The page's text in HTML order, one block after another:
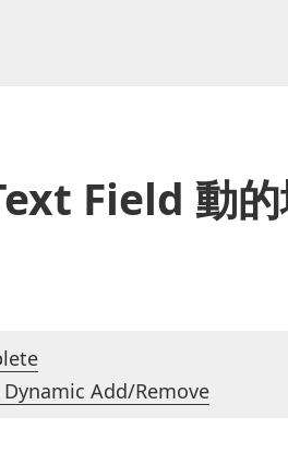
Field 動
Dynamic Add/Remove